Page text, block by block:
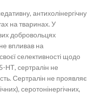
антихолінергічну
на тваринах. У
добровольцях
впливав на
селективності щодо
НТ, сертралін не
Сертралін не проявляє
серотонінергічних,